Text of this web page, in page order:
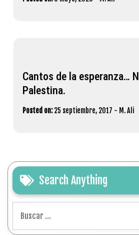
Cantos de la esperanza…
Palestina.
Posted on: 25 septiembre, 2017 - M. Ali
Search Anything